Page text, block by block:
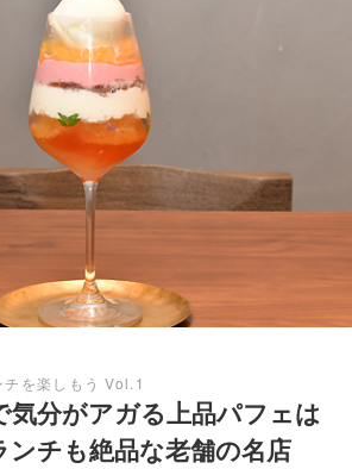
を楽しもう Vol.1
気分がアガる上品パフェは
ンチも絶品な老舗の名店